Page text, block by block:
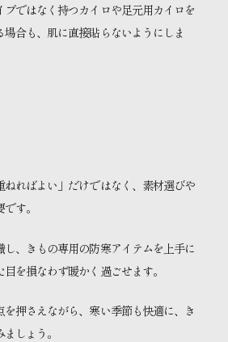
ではなく持つカイロや足元用カイロを
合も、肌に直接貼らないようにしま
ねればよい」だけではなく、素材選びや
す。
、きもの専用の防寒アイテムを上手に
を損なわず暖かく過ごせます。
を押さえながら、寒い季節も快適に、き
しょう。